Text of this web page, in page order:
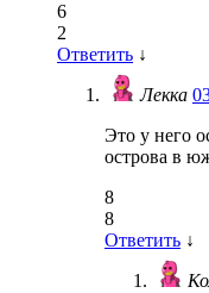
6
2
Ответить ↓
Лекка
Это у него
острова в
8
8
Ответить ↓